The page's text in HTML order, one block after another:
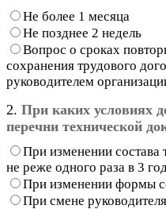
Не более 1 месяца
Не позднее 2 недель
Вопрос о сроках
сохранения трудового
руководителем
2. При каких условиях
перечни технической
При изменении состава
не реже одного раза в 3
При изменении формы
При смене